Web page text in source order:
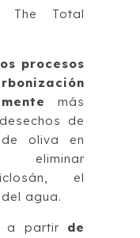
Total
procesos
más
de
oliva en
el
agua.
a partir de